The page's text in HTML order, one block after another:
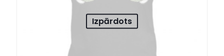
Izpārdots